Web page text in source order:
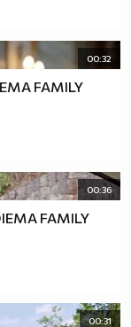
00:32
FAMILY
00:36
FAMILY
00:31